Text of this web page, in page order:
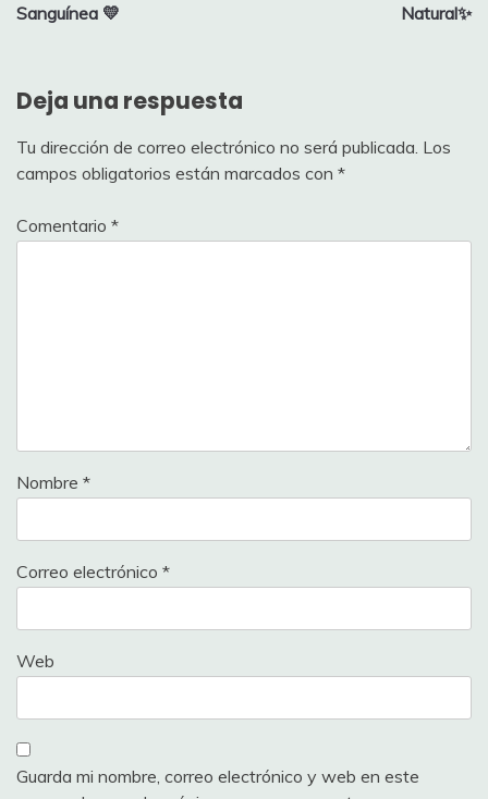
Sanguínea 💛
Natural✨
Deja una respuesta
Tu dirección de correo electrónico no será publicada. Los
campos obligatorios están marcados con *
Comentario *
Nombre *
Correo electrónico *
Web
Guarda mi nombre, correo electrónico y web en este